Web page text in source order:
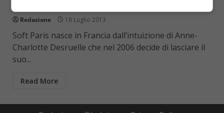
Redazione 18 Luglio 2013
Soft Paris nasce in Francia dall’intuizione di Anne-
Charlotte Desruelle che nel 2006 decide di lasciare il
suo...
Read More